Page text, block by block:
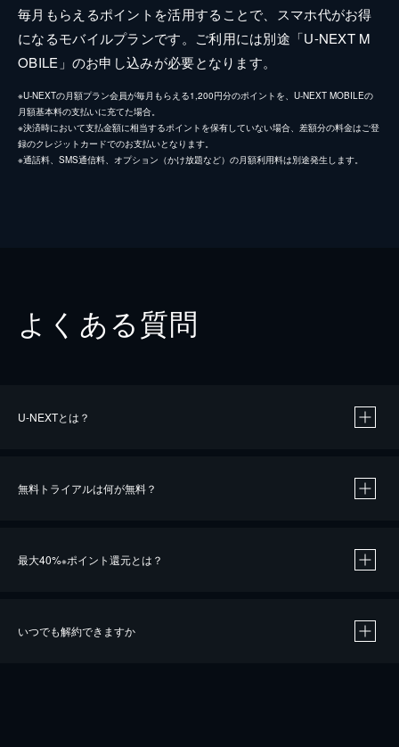
毎月もらえるポイントを活用することで、スマホ代がお得
になるモバイルプランです。ご利用には別途「U-NEXT M
OBILE」のお申し込みが必要となります。
※U-NEXTの月額プラン会員が毎月もらえる1,200円分のポイントを、U-NEXT MOBILEの
月額基本料の支払いに充てた場合。
※決済時において支払金額に相当するポイントを保有していない場合、差額分の料金はご登
録のクレジットカードでのお支払いとなります。
※通話料、SMS通信料、オプション（かけ放題など）の月額利用料は別途発生します。
よくある質問
U-NEXTとは？
無料トライアルは何が無料？
最大40%※ポイント還元とは？
いつでも解約できますか